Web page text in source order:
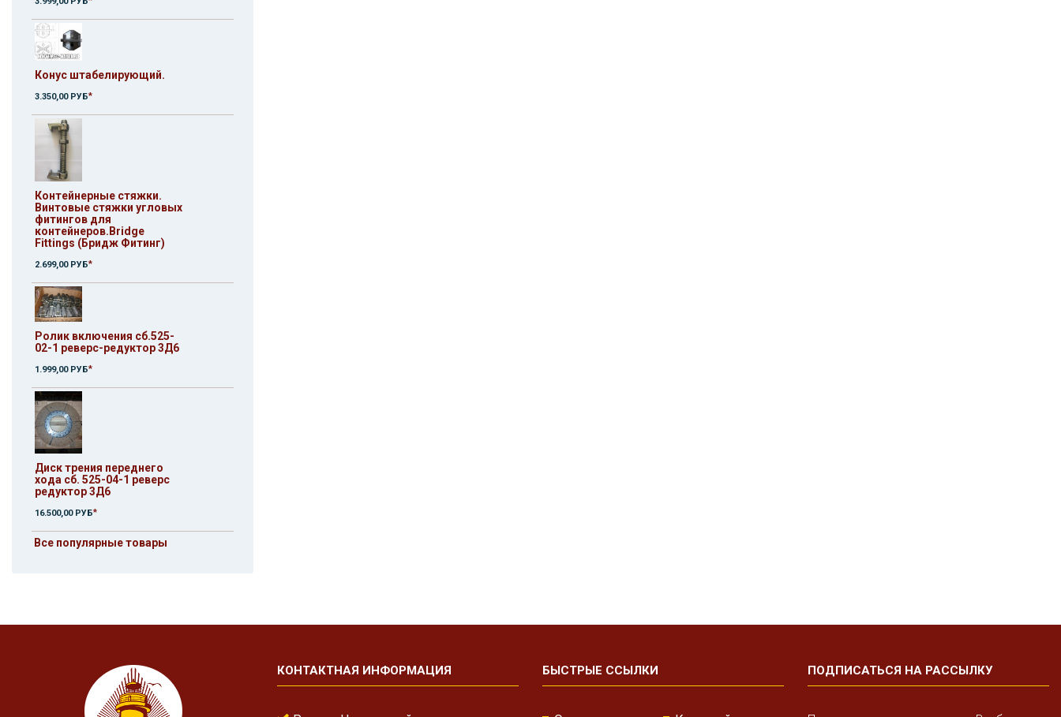
Конус штабелирующий.
3.350,00 РУБ*
Контейнерные стяжки.
Винтовые стяжки угловых
фитингов для
контейнеров.Bridge
Fittings (Бридж Фитинг)
2.699,00 РУБ*
Ролик включения сб.525-
02-1 реверс-редуктор 3Д6
1.999,00 РУБ*
Диск трения переднего
хода сб. 525-04-1 реверс
редуктор 3Д6
16.500,00 РУБ*
Все популярные товары
КОНТАКТНАЯ ИНФОРМАЦИЯ БЫСТРЫЕ ССЫЛКИ ПОДПИСАТЬСЯ НА РАССЫЛКУ